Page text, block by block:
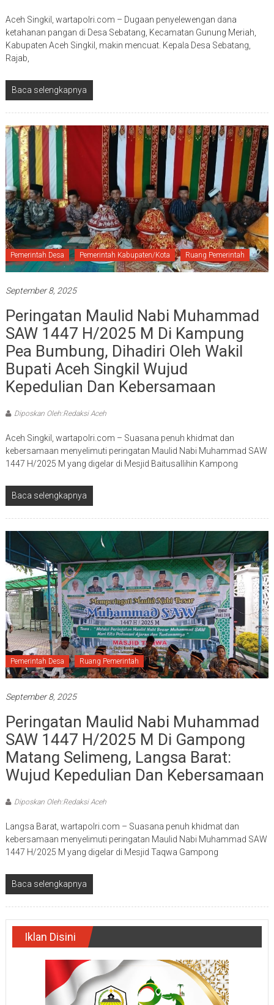
Aceh Singkil, wartapolri.com – Dugaan penyelewengan dana
ketahanan pangan di Desa Sebatang, Kecamatan Gunung Meriah,
Kabupaten Aceh Singkil, makin mencuat. Kepala Desa Sebatang,
Rajab,
Baca selengkapnya
Pemerintah Desa Pemerintah Kabupaten/Kota Ruang Pemerintah
September 8, 2025
Peringatan Maulid Nabi Muhammad
SAW 1447 H/2025 M Di Kampung
Pea Bumbung, Dihadiri Oleh Wakil
Bupati Aceh Singkil Wujud
Kepedulian Dan Kebersamaan
Diposkan Oleh:Redaksi Aceh
Aceh Singkil, wartapolri.com – Suasana penuh khidmat dan
kebersamaan menyelimuti peringatan Maulid Nabi Muhammad SAW
1447 H/2025 M yang digelar di Mesjid Baitusallihin Kampong
Baca selengkapnya
Pemerintah Desa Ruang Pemerintah
September 8, 2025
Peringatan Maulid Nabi Muhammad
SAW 1447 H/2025 M Di Gampong
Matang Selimeng, Langsa Barat:
Wujud Kepedulian Dan Kebersamaan
Diposkan Oleh:Redaksi Aceh
Langsa Barat, wartapolri.com – Suasana penuh khidmat dan
kebersamaan menyelimuti peringatan Maulid Nabi Muhammad SAW
1447 H/2025 M yang digelar di Mesjid Taqwa Gampong
Baca selengkapnya
Iklan Disini